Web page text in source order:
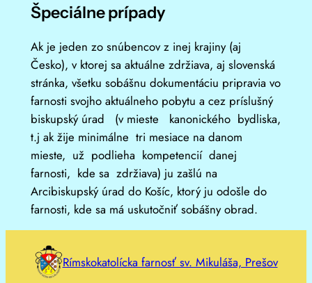
Špeciálne prípady
Ak je jeden zo snúbencov z inej krajiny (aj
Česko), v ktorej sa aktuálne zdržiava, aj slovenská
stránka, všetku sobášnu dokumentáciu pripravia vo
farnosti svojho aktuálneho pobytu a cez príslušný
biskupský úrad (v mieste kanonického bydliska,
t.j ak žije minimálne tri mesiace na danom
mieste, už podlieha kompetencií danej
farnosti, kde sa zdržiava) ju zašlú na
Arcibiskupský úrad do Košíc, ktorý ju odošle do
farnosti, kde sa má uskutočniť sobášny obrad.
Rímskokatolícka farnosť sv. Mikuláša, Prešov